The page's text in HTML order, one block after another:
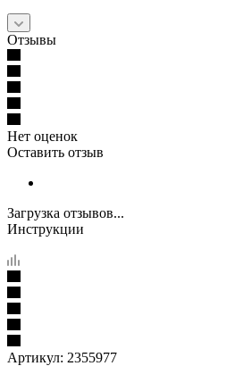
Отзывы
Нет оценок
Оставить отзыв
Загрузка отзывов...
Инструкции
Артикул: 2355977